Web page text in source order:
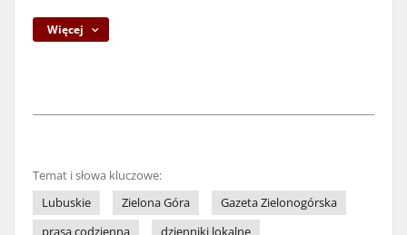
Więcej
Temat i słowa kluczowe:
Lubuskie
Zielona Góra
Gazeta Zielonogórska
prasa codzienna
dzienniki lokalne